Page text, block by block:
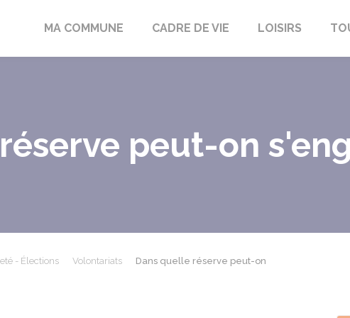
Chambon-la-Fôret
MA COMMUNE CADRE DE VIE LOISIRS
peut-on
- Élections Volontariats
Dans quelle réserve peut-on